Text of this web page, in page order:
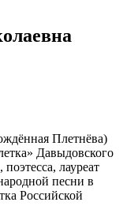
Плетнёва)
Давыдовского
лауреат
песни в
Российской